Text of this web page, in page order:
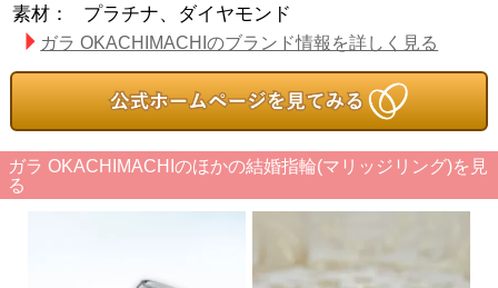
素材：
プラチナ、ダイヤモンド
ガラ OKACHIMACHIのブランド情報を詳しく見る
ガラ OKACHIMACHIのほかの結婚指輪(マリッジリング)を見
る